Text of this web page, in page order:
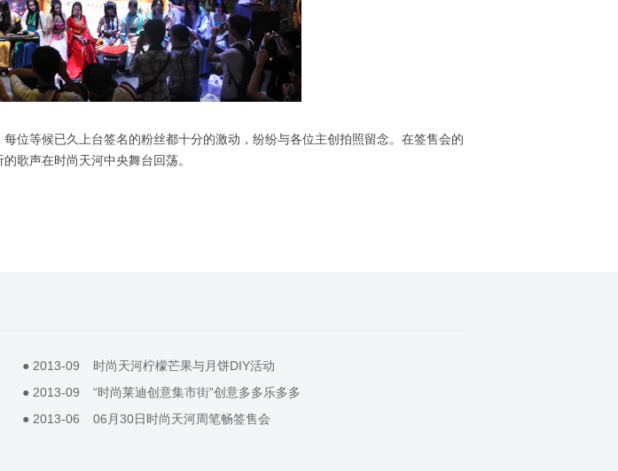
位等候已久上台签名的粉丝都十分的激动，纷纷与各位主创拍照留念。在签售会的
歌声在时尚天河中央舞台回荡。
● 2013-09
时尚天河柠檬芒果与月饼DIY活动
● 2013-09
“时尚莱迪创意集市街”创意多多乐多多
● 2013-06 06月30日时尚天河周笔畅签售会